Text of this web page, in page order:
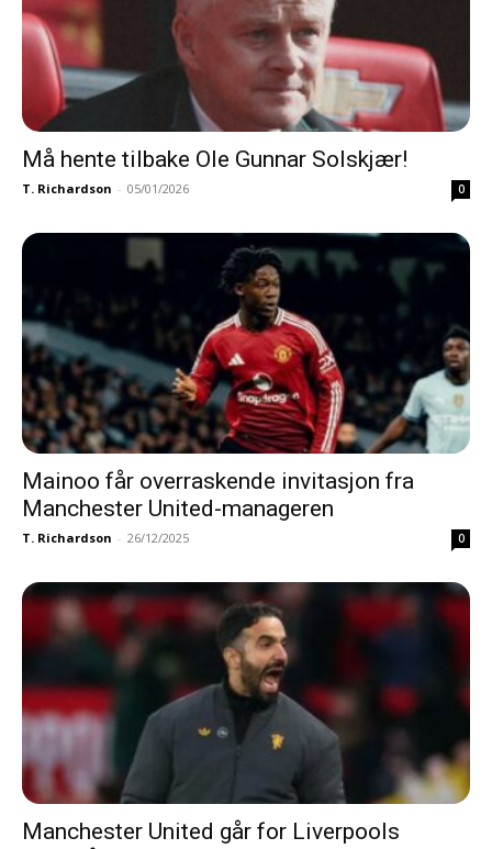
Må hente tilbake Ole Gunnar Solskjær!
T. Richardson - 05/01/2026 0
Mainoo får overraskende invitasjon fra
Manchester United-manageren
T. Richardson - 26/12/2025 0
Manchester United går for Liverpools